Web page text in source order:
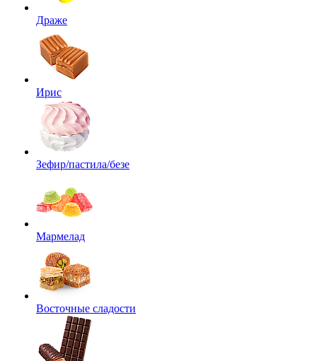
Драже
Ирис
Зефир/пастила/безе
Мармелад
Восточные сладости